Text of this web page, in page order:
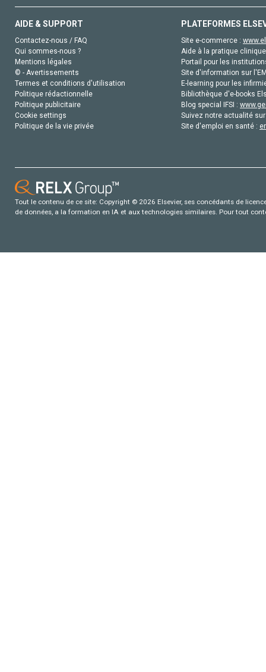
AIDE & SUPPORT
Contactez-nous / FAQ
Qui sommes-nous ?
Mentions légales
© - Avertissements
Termes et conditions d'utilisation
Politique rédactionnelle
Politique publicitaire
Cookie settings
Politique de la vie privée
PLATEFORMES
Site e-commerce :
Aide à la pratique
Portail pour les
Site d'information sur
E-learning pour les
Bibliothèque d'e-books
Blog special IFSI :
Suivez notre actualité
Site d'emploi en santé :
Tout le contenu de ce site: Copyright © 2026 Elsevier, ses concédants de
de données, a la formation en IA et aux technologies similaires. Pour tout